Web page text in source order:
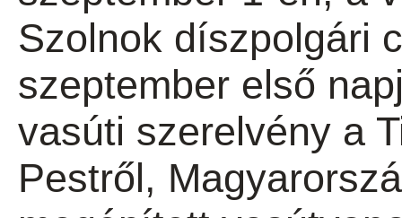
Szolnok díszpolgári
szeptember első
vasúti szerelvény a
Pestről,